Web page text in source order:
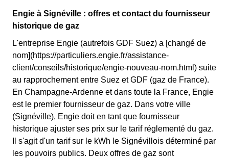
Engie à Signéville : offres et contact du fournisseur
historique de gaz
L'entreprise Engie (autrefois GDF Suez) a [changé de
nom](https://particuliers.engie.fr/assistance-
client/conseils/historique/engie-nouveau-nom.html) suite
au rapprochement entre Suez et GDF (gaz de France).
En Champagne-Ardenne et dans toute la France, Engie
est le premier fournisseur de gaz. Dans votre ville
(Signéville), Engie doit en tant que fournisseur
historique ajuster ses prix sur le tarif réglementé du gaz.
Il s'agit d'un tarif sur le kWh le Signévillois déterminé par
les pouvoirs publics. Deux offres de gaz sont